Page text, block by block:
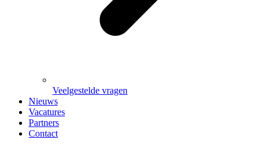
Veelgestelde vragen
Nieuws
Vacatures
Partners
Contact